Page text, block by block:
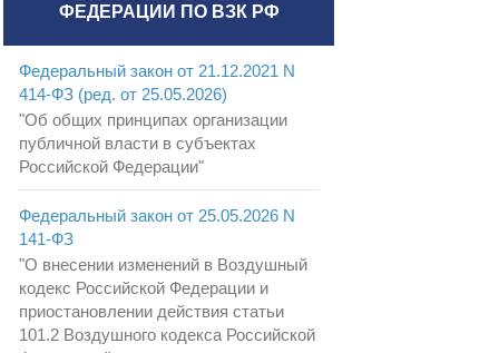
ФЕДЕРАЦИИ ПО ВЗК РФ
Федеральный закон от 21.12.2021 N
414-ФЗ (ред. от 25.05.2026)
"Об общих принципах организации
публичной власти в субъектах
Российской Федерации"
Федеральный закон от 25.05.2026 N
141-ФЗ
"О внесении изменений в Воздушный
кодекс Российской Федерации и
приостановлении действия статьи
101.2 Воздушного кодекса Российской